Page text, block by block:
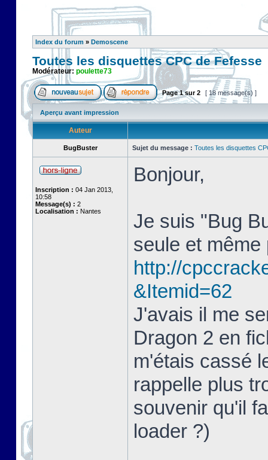
Index du forum » Demoscene
Toutes les disquettes CPC de Fefesse
Modérateur: poulette73
Page1sur2 [ 18 message(s) ]
Aperçu avant impression
Auteur
BugBuster Sujet du message : Toutes les disquettes
Inscription : 04 Jan 2013,
10:58
Message(s) : 2
Localisation : Nantes
Bonjour,
Je suis "Bug
seule et même
http://
&Itemid=62
J'avais il me
Dragon 2 en
m'étais cassé
rappelle plus
souvenir qu'il
loader ?)